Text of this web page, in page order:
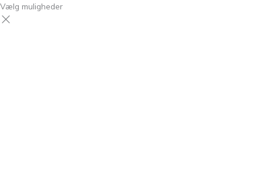
Vælg muligheder